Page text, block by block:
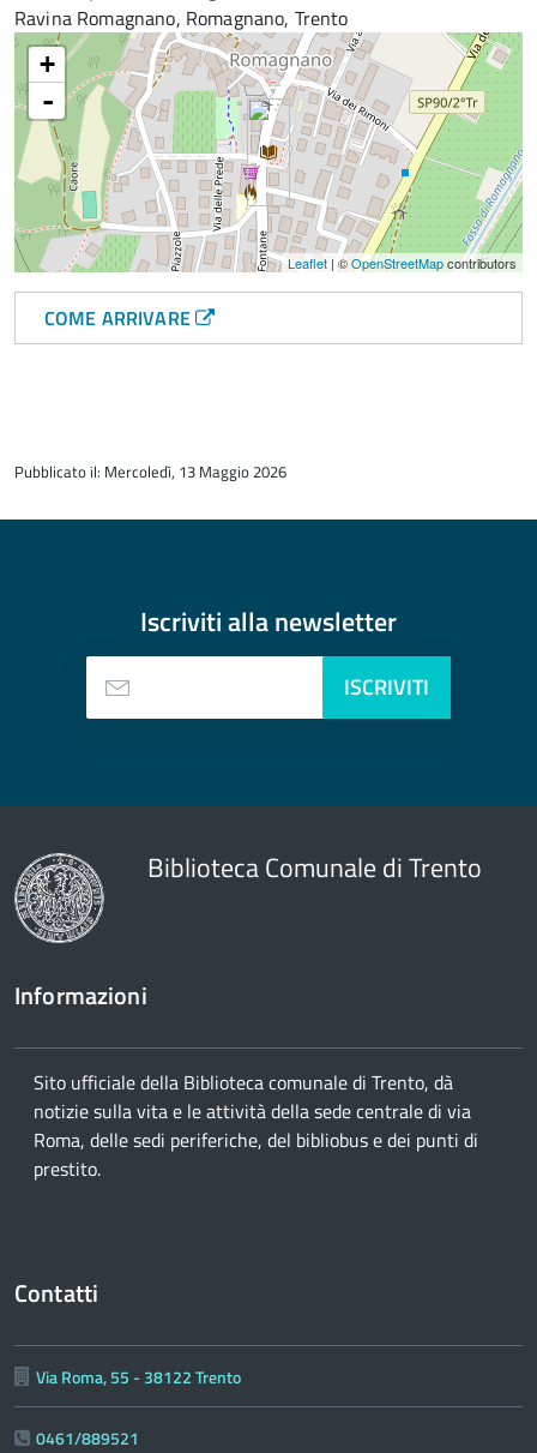
Ravina Romagnano, Romagnano, Trento
+
-
Leaflet | ©OpenStreetMapcontributors
COME ARRIVARE
del
Pubblicato il: Mercoledì, 13 Maggio 2026
Iscriviti allanewsletter
ISCRIVITI
Biblioteca Comunale di Trento
Informazioni
Sito ufficiale della Biblioteca comunale di Trento, dà
notizie sulla vita e le attività della sede centrale di via
Roma, delle sedi periferiche, del bibliobus e dei punti di
prestito.
Contatti
Via Roma, 55 - 38122 Trento
0461/889521